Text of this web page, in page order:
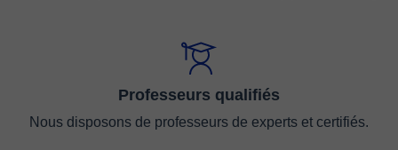
Professeurs qualifiés
Nous disposons de professeurs de experts et certifiés.